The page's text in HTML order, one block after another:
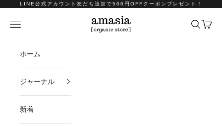
コンテンツへスキップ
LINE公式アカウント友だち追加で500円OFFクーポンプレゼント！
amasia organic store
メニュー 検索カート
ホーム
ジャーナル
新着